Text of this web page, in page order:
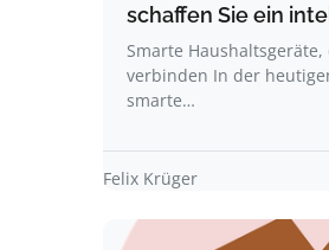
schaffen Sie ein
Smarte
verbinden In der
smarte…
Felix Krüger